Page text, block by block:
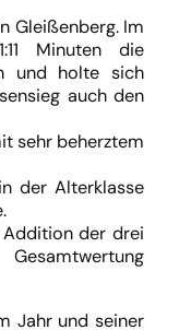
Gleißenberg. Im
Minuten die
und holte sich
auch den
sehr beherztem
der Alterklasse
der drei
Jahr und seiner